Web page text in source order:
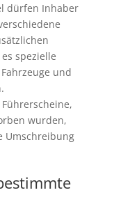
dürfen Inhaber
spezielle
und
wurden,
Umschreibung